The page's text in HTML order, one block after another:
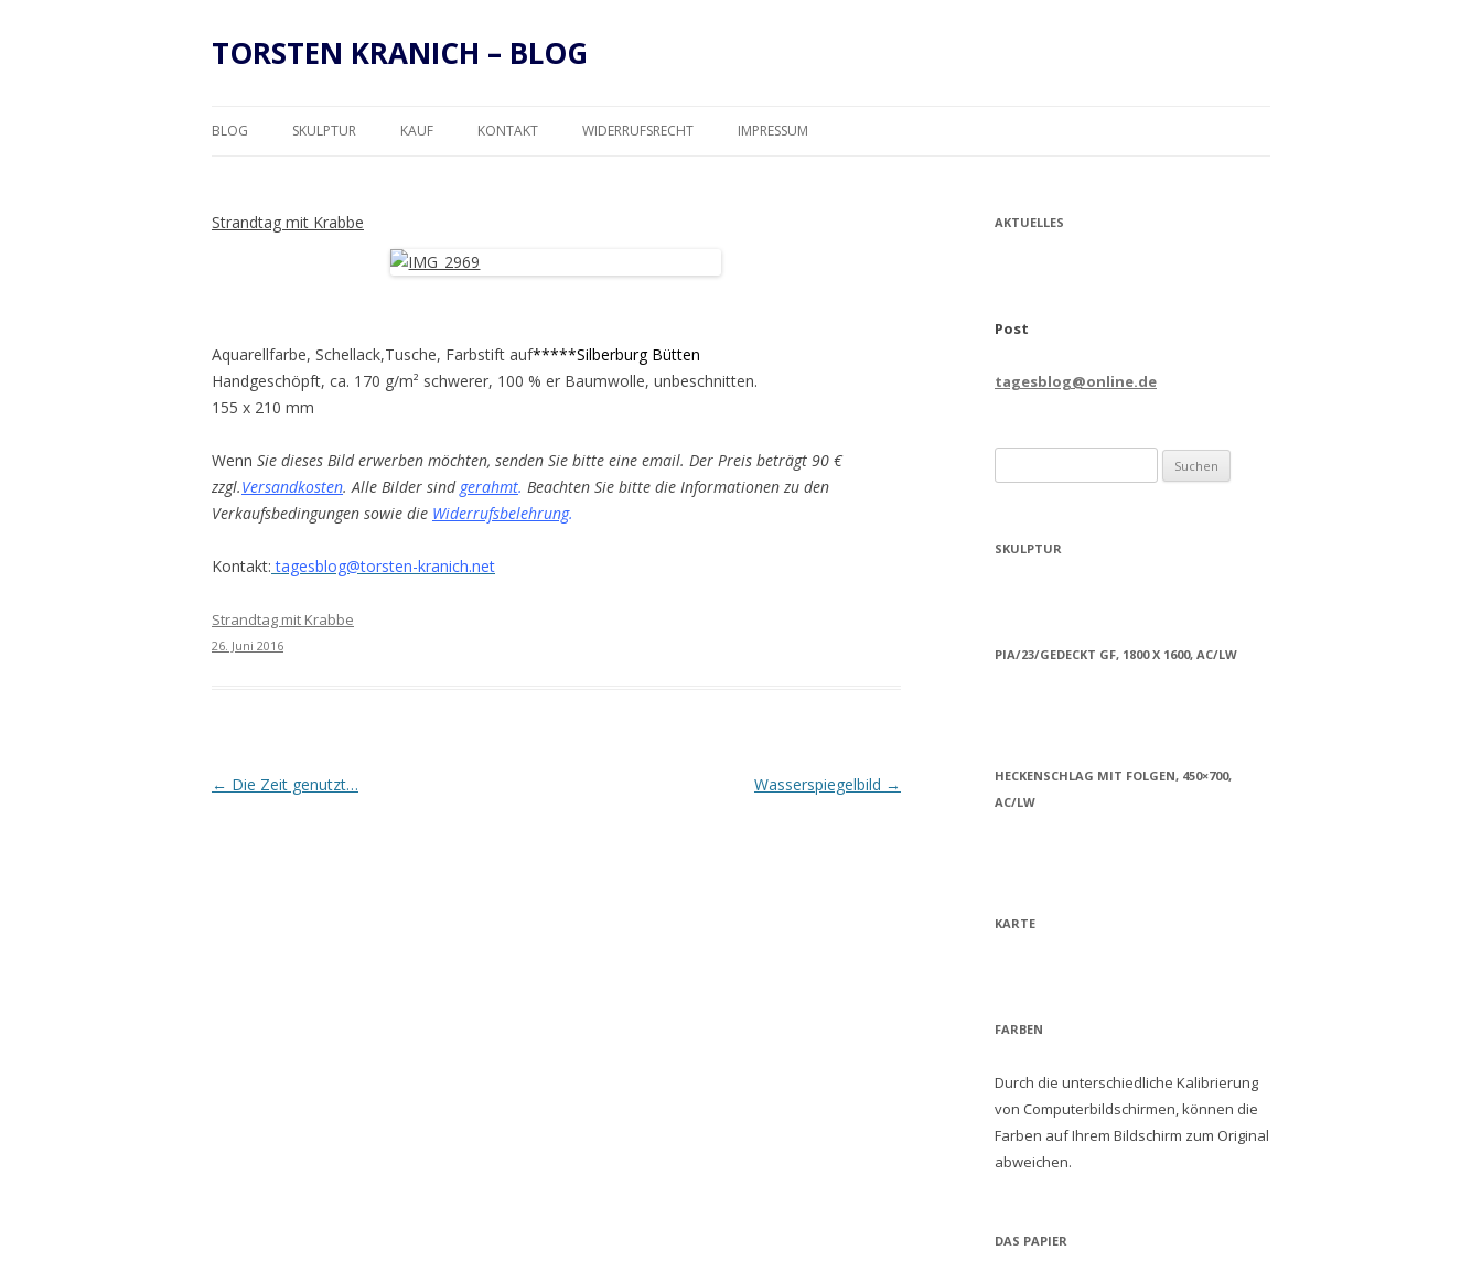
TORSTEN KRANICH – BLOG
Inhalt
BLOG SKULPTUR KAUF KONTAKT WIDERRUFSRECHT IMPRESSUM
Strandtag mit Krabbe
Aquarellfarbe, Schellack,Tusche, Farbstift auf*****Silberburg Bütten
Handgeschöpft, ca. 170 g/m² schwerer, 100 % er Baumwolle, unbeschnitten.
155 x 210 mm
Wenn Sie dieses Bild erwerben möchten, senden Sie bitte eine email. Der Preis beträgt 90 €
zzgl.Versandkosten. Alle Bilder sind gerahmt. Beachten Sie bitte die Informationen zu den
Verkaufsbedingungen sowie die Widerrufsbelehrung.
Kontakt: tagesblog@torsten-kranich.net
Strandtag mit Krabbe
26. Juni 2016
Beitrags-
← Die Zeit genutzt… Wasserspiegelbild →
AKTUELLES
Post
tagesblog@online.de
nach:
SKULPTUR
PIA/23/GEDECKT GF, 1800 X 1600, AC/LW
HECKENSCHLAG MIT FOLGEN, 450×700,
AC/LW
KARTE
FARBEN
Durch die unterschiedliche Kalibrierung
von Computerbildschirmen, können die
Farben auf Ihrem Bildschirm zum Original
abweichen.
DAS PAPIER